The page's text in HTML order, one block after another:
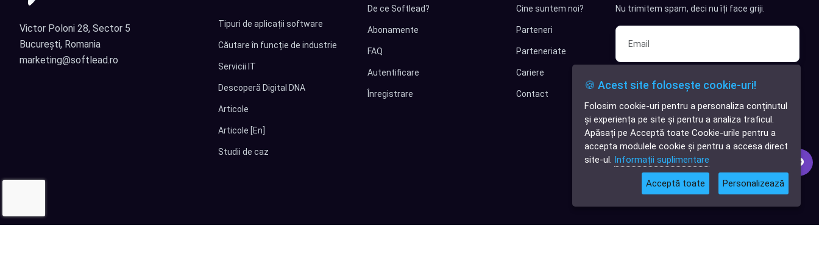
✕
Cauți o aplicație
software?
Victor Poloni 28, Sector 5
București, Romania
marketing@softlead.ro
Tipuri de aplicații software
Căutare în funcție de industrie
Servicii IT
Descoperă Digital DNA
Articole
Articole [En]
Studii de caz
De ce Softlead?
Abonamente
FAQ
Autentificare
Înregistrare
Cine suntem noi?
Parteneri
Parteneriate
Cariere
Contact
Nu trimitem spam, deci nu îți face griji.
Sunt interesat de clienți pentru
compania mea IT
Sunt interesat de achiziții software
Abonează-te
🍪 Acest site folosește cookie-uri!
Folosim cookie-uri pentru a personaliza conținutul
și experiența pe site și pentru a analiza traficul.
Apăsați pe Acceptă toate Cookie-urile pentru a
accepta modulele cookie și pentru a accesa direct
site-ul. Informații suplimentare
Acceptă toate Personalizează